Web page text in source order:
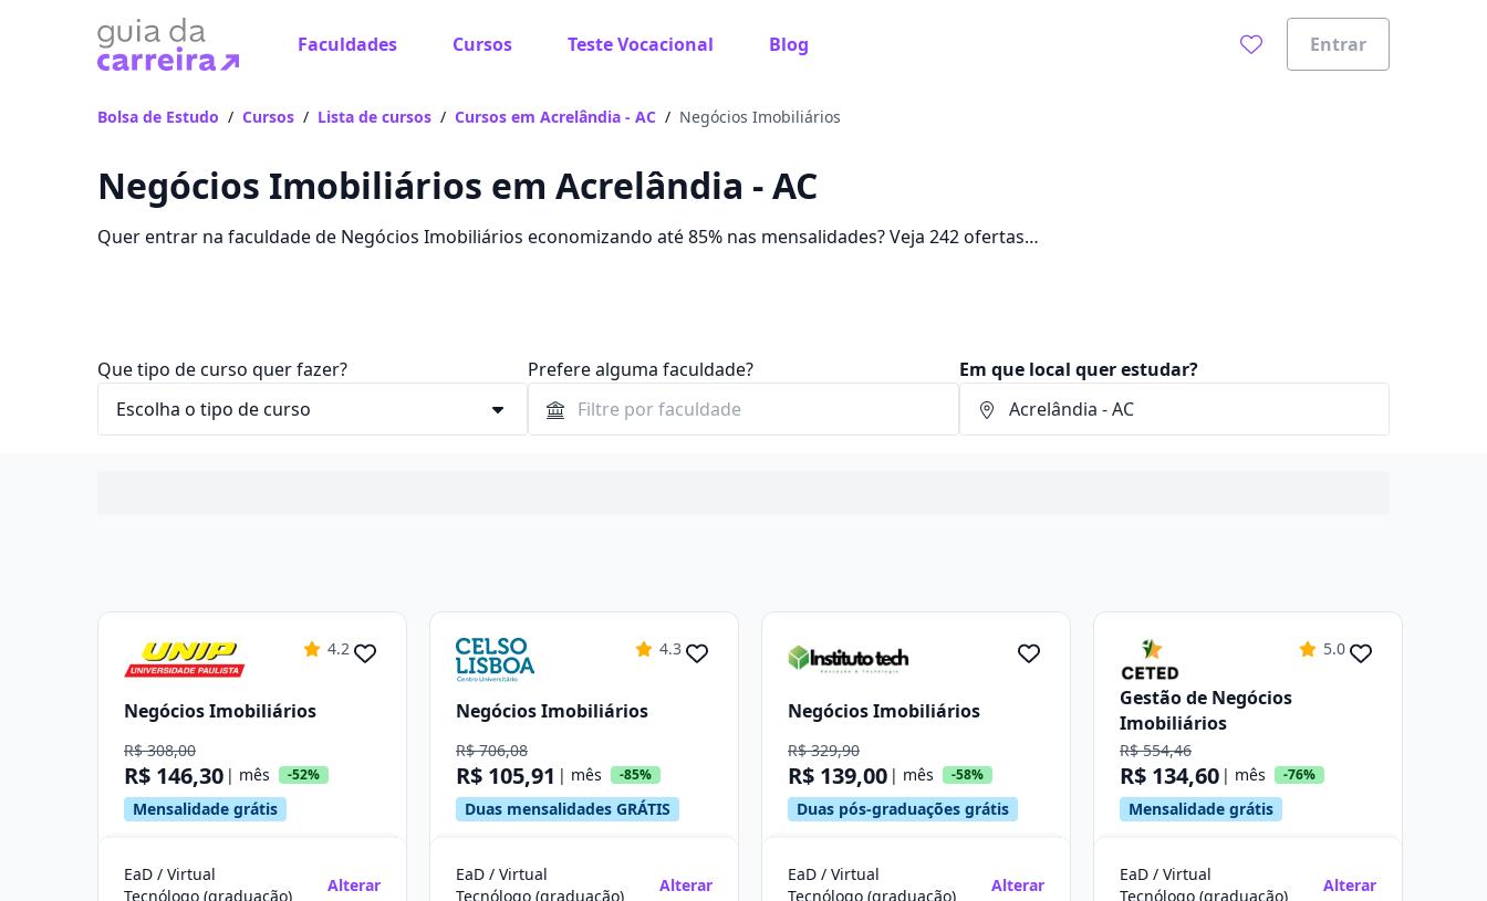
Faculdades Cursos Teste Vocacional Blog Entrar
Bolsa de Estudo / Cursos / Lista de cursos / Cursos em Acrelândia - AC / Negócios Imobiliários
Negócios Imobiliários em Acrelândia - AC
Quer entrar na faculdade de Negócios Imobiliários economizando até 85% nas mensalidades? Veja 242 ofertas
Que tipo de curso quer fazer? Prefere alguma faculdade? Em que local quer estudar?
4.2
Negócios Imobiliários
R$ 308,00
R$ 146,30 | mês -52%
Mensalidade grátis
EaD / Virtual
Tecnólogo (graduação)
Alterar
4.3
Negócios Imobiliários
R$ 706,08
R$ 105,91 | mês -85%
Duas mensalidades GRÁTIS
EaD / Virtual
Tecnólogo (graduação)
Alterar
Negócios Imobiliários
R$ 329,90
R$ 139,00 | mês -58%
Duas pós-graduações grátis
EaD / Virtual
Tecnólogo (graduação)
Alterar
5.0
Gestão de Negócios
Imobiliários
R$ 554,46
R$ 134,60 | mês -76%
Mensalidade grátis
EaD / Virtual
Tecnólogo (graduação)
Alterar